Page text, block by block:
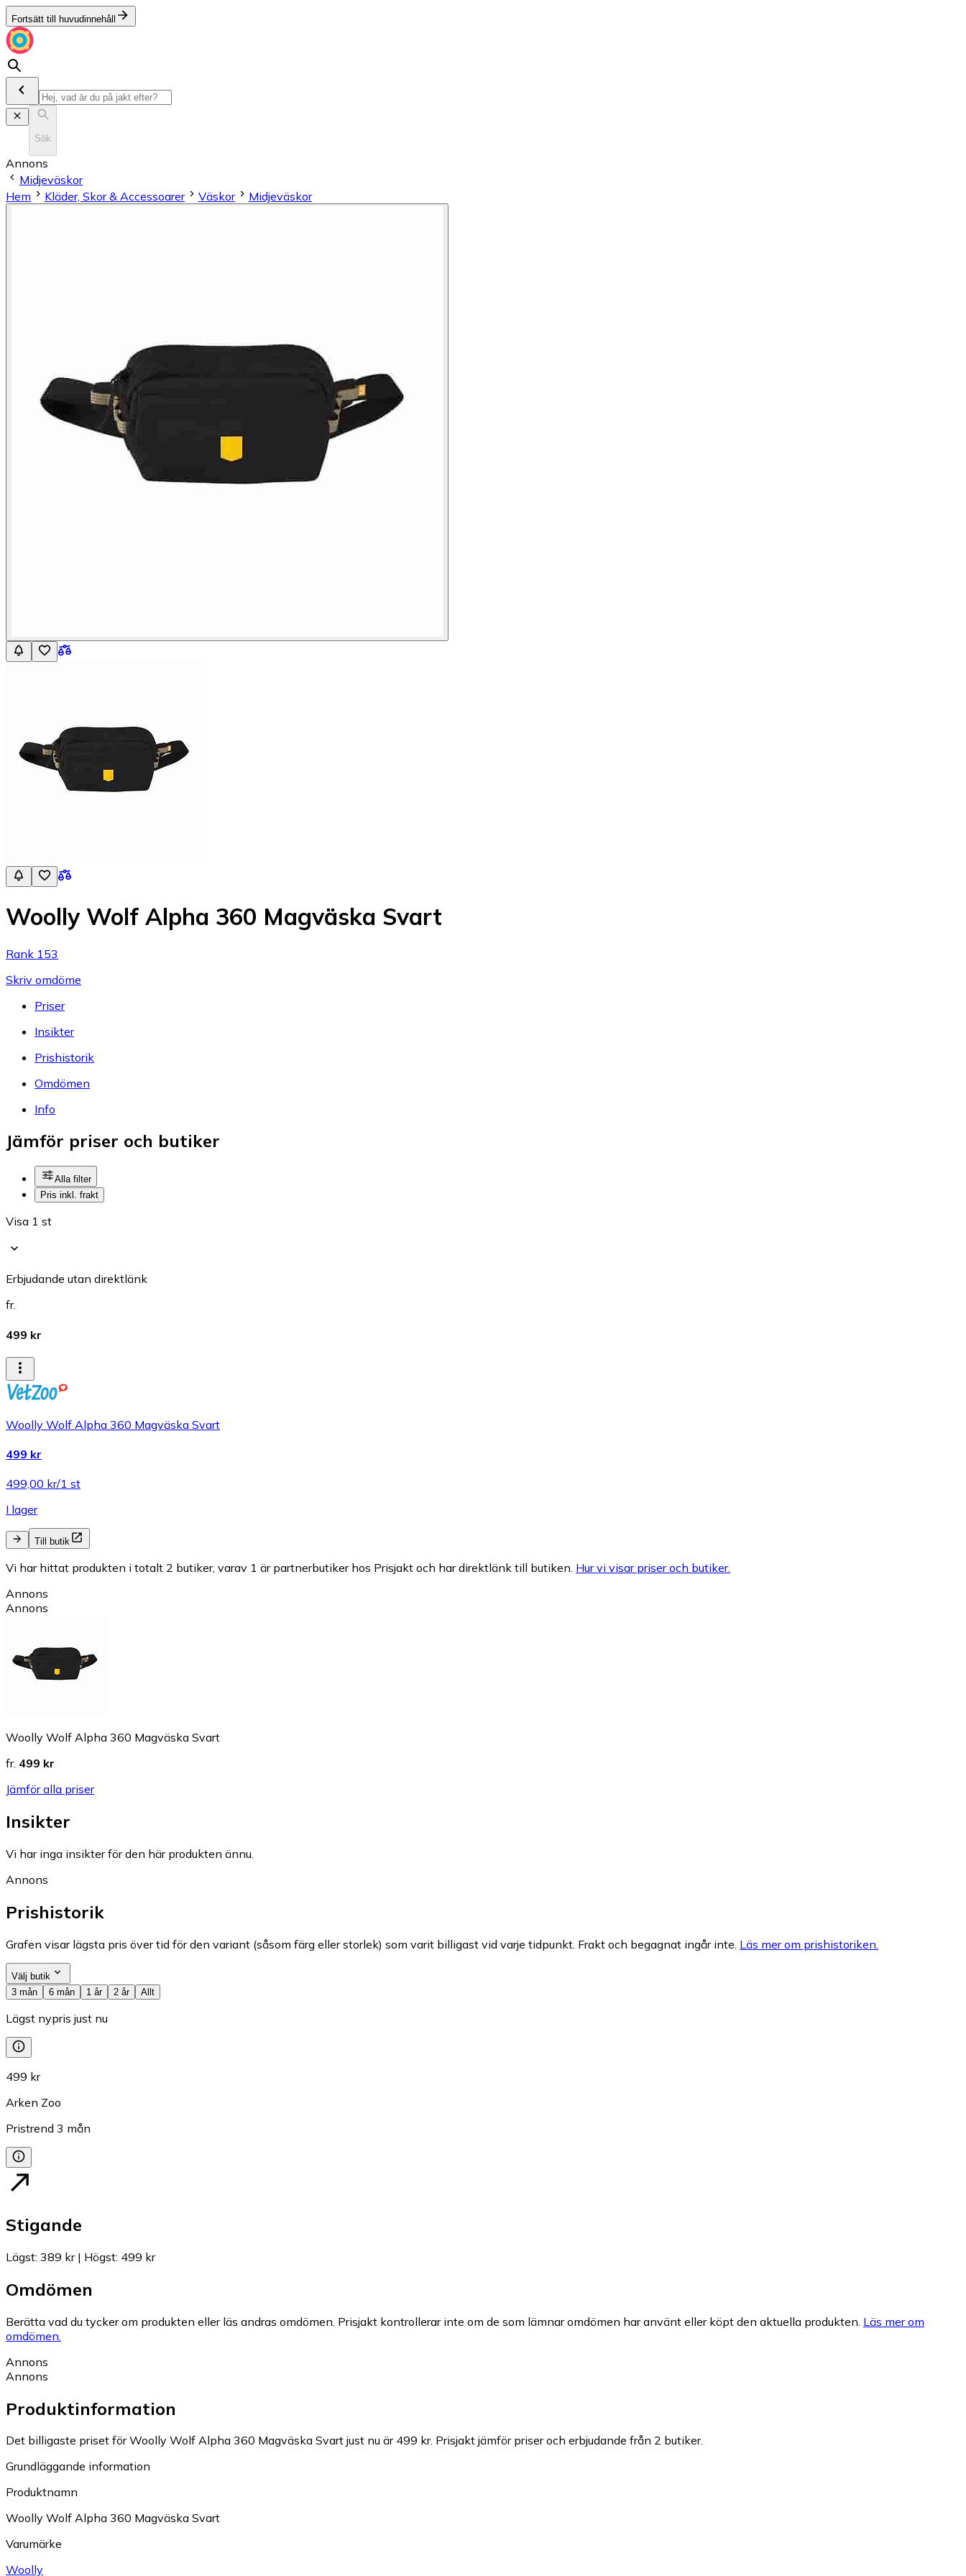
Fortsätt till huvudinnehåll
Sök
Annons
Midjeväskor
Hem
Kläder, Skor & Accessoarer Väskor Midjeväskor
Woolly Wolf Alpha 360 Magväska Svart
Rank 153
Skriv omdöme
Priser
Insikter
Prishistorik
Omdömen
Info
Jämför priser och butiker
Alla filter
Pris inkl. frakt
Visa 1 st
Erbjudande utan direktlänk
fr.
499 kr
Woolly Wolf Alpha 360 Magväska Svart
499 kr
499,00 kr/1 st
I lager
Till butik
Vi har hittat produkten i totalt 2 butiker, varav 1 är partnerbutiker hos Prisjakt och har direktlänk till butiken. Hur vi visar priser och butiker.
Annons
Annons
Woolly Wolf Alpha 360 Magväska Svart
fr. 499 kr
Jämför alla priser
Insikter
Vi har inga insikter för den här produkten ännu.
Annons
Prishistorik
Grafen visar lägsta pris över tid för den variant (såsom färg eller storlek) som varit billigast vid varje tidpunkt. Frakt och begagnat ingår inte. Läs mer om prishistoriken.
Välj butik
3 mån
6 mån 1 år 2 år Allt
Lägst nypris just nu
499 kr
Arken Zoo
Pristrend 3 mån
Stigande
Lägst: 389 kr| Högst: 499 kr
Omdömen
Berätta vad du tycker om produkten eller läs andras omdömen. Prisjakt kontrollerar inte om de som lämnar omdömen har använt eller köpt den aktuella produkten. Läs mer om
omdömen.
Annons
Annons
Produktinformation
Det billigaste priset för Woolly Wolf Alpha 360 Magväska Svart just nu är 499 kr. Prisjakt jämför priser och erbjudande från 2 butiker.
Grundläggande information
Produktnamn
Woolly Wolf Alpha 360 Magväska Svart
Varumärke
Woolly